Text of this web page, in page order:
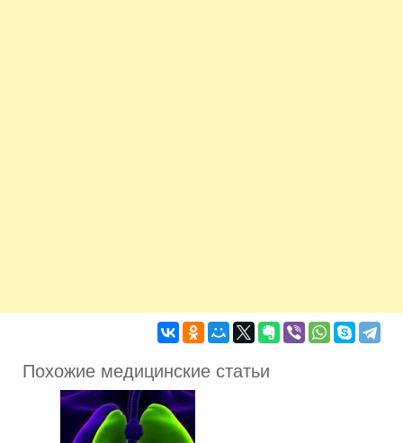
Похожие медицинские статьи